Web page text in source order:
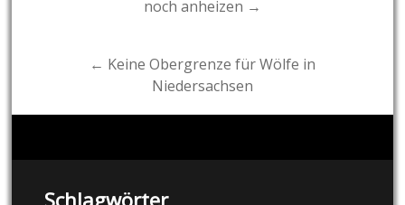
navigationnoch anheizen →
← Keine Obergrenze für Wölfe in
Niedersachsen